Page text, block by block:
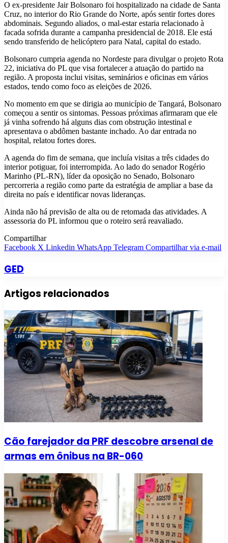
O ex-presidente Jair Bolsonaro foi hospitalizado na cidade de Santa
Cruz, no interior do Rio Grande do Norte, após sentir fortes dores
abdominais. Segundo aliados, o mal-estar estaria relacionado à
facada sofrida durante a campanha presidencial de 2018. Ele está
sendo transferido de helicóptero para Natal, capital do estado.
Bolsonaro cumpria agenda no Nordeste para divulgar o projeto Rota
22, iniciativa do PL que visa fortalecer a atuação do partido na
região. A proposta inclui visitas, seminários e oficinas em vários
estados, tendo como foco as eleições de 2026.
No momento em que se dirigia ao município de Tangará, Bolsonaro
começou a sentir os sintomas. Pessoas próximas afirmaram que ele
já vinha sofrendo há alguns dias com obstrução intestinal e
apresentava o abdômen bastante inchado. Ao dar entrada no
hospital, relatou fortes dores.
A agenda do fim de semana, que incluía visitas a três cidades do
interior potiguar, foi interrompida. Ao lado do senador Rogério
Marinho (PL-RN), líder da oposição no Senado, Bolsonaro
percorreria a região como parte da estratégia de ampliar a base da
direita no país e identificar novas lideranças.
Ainda não há previsão de alta ou de retomada das atividades. A
assessoria do PL informou que o roteiro será reavaliado.
Compartilhar
Facebook X Linkedin WhatsApp Telegram Compartilhar via e-mail
GED
Artigos relacionados
Cão farejador da PRF descobre arsenal de
armas em ônibus na BR-060